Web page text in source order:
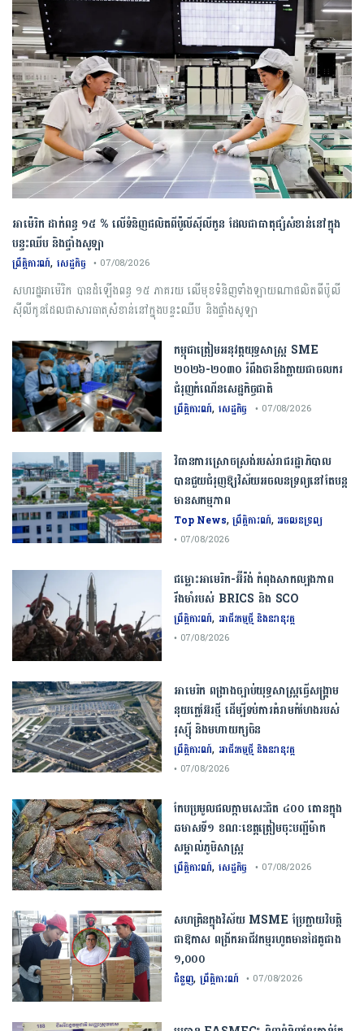
អាម៉េរិក ដាក់ពន្ធ ១៥ % លើទំនិញផលិតពីប៉ូលីស៊ីលីកូន ដែលជាធាតុផ្សំសំខាន់នៅក្នុង
បន្ទះឈីប និងផ្ទាំងសូឡា
ព្រឹត្តិការណ៍, សេដ្ឋកិច្ច • 07/08/2026
សហរដ្ឋអាម៉េរិក បានដំឡើងពន្ធ ១៥ ភាគរយ លើមុខទំនិញទាំងឡាយណាផលិតពីប៉ូលី
ស៊ីលីកូនដែលជាសារធាតុសំខាន់នៅក្នុងបន្ទះឈីប និងផ្ទាំងសូឡា
កម្ពុជា​ត្រៀមអនុវត្ត​យុទ្ធសាស្ត្រ​ ​SME​ ​
២០២៦​-​២០៣០​ រំពឹងថានឹងក្លាយ​ជា​ចលករ​
ជំរុញ​កំណើន​សេដ្ឋកិច្ច​ជាតិ​
ព្រឹត្តិការណ៍, សេដ្ឋកិច្ច • 07/08/2026
វិធានការស្រោចស្រង់របស់រាជរដ្ឋាភិបាល​
បាន​ជួយ​ជំរុញឱ្យវិស័យ​អចលនទ្រព្យនៅតែបន្ត​
មានសកម្មភាព
Top News,ព្រឹត្តិការណ៍, អចលនទ្រព្យ
• 07/08/2026
ជម្លោះ​អាមេរិក​-​អ៊ីរ៉ង់​ ​កំពុង​សាកល្បង​ភាព​
រឹងមាំ​របស់​ ​BRICS​ ​និង​ ​SCO​
ព្រឹត្តិការណ៍, អាជីវកម្មថ្មី និងនវានុវត្ត
• 07/08/2026
​អាមេរិក​ ពង្រាងច្បាប់​យុទ្ធសាស្ត្រ​ធ្វើ​សង្គ្រាម​
នុយក្លេអ៊ែរ​ថ្មី ដើម្បីទប់ការគំរាមកំហែងរបស់​
រុស្ស៊ី និងមហាយក្សចិន
ព្រឹត្តិការណ៍, អាជីវកម្មថ្មី និងនវានុវត្ត
• 07/08/2026
កែប​ប្រមូល​ផល​ក្តាម​សេះ​ជិត​ ​៤០០ ​តោន​ក្នុង​
ឆមាស​ទី​១​ ​ខណៈ​ខេត្ត​ត្រៀម​ចុះបញ្ជី​ម៉ាក​
សម្គាល់​ភូមិសាស្ត្រ​
ព្រឹត្តិការណ៍, សេដ្ឋកិច្ច • 07/08/2026
សហគ្រិនក្នុងវិស័យ MSME ប្រែក្លាយវិបត្តិ
ជាឱកាស ពង្រីកអាជីវកម្មរហូតមានដៃគូជាង
១,០០០
ជំនួញ,ព្រឹត្តិការណ៍ • 07/08/2026